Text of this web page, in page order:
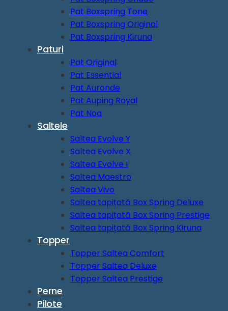
Pat Boxspring Tone
Pat Boxspring Original
Pat Boxspring Kiruna
Paturi
Pat Original
Pat Essential
Pat Auronde
Pat Auping Royal
Pat Noa
Saltele
Saltea Evolve Y
Saltea Evolve X
Saltea Evolve I
Saltea Maestro
Saltea Vivo
Saltea tapițată Box Spring Deluxe
Saltea tapițată Box Spring Prestige
Saltea tapițată Box Spring Kiruna
Topper
Topper Saltea Comfort
Topper Saltea Deluxe
Topper Saltea Prestige
Perne
Pilote